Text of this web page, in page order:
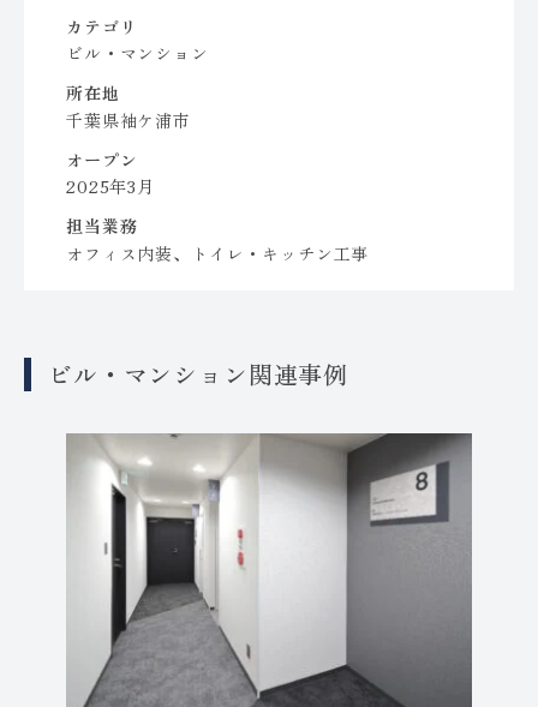
カテゴリ
ビル・マンション
所在地
千葉県袖ケ浦市
オープン
2025年3月
担当業務
オフィス内装、トイレ・キッチン工事
ビル・マンション関連事例